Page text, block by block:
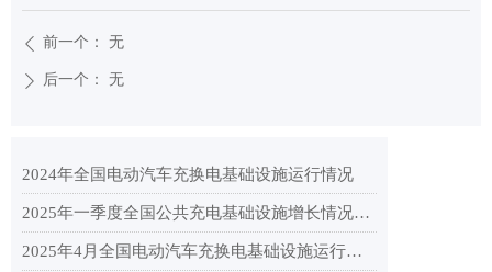
ꄴ 前一个： 无
ꄲ 后一个： 无
2024年全国电动汽车充换电基础设施运行情况
2025年一季度全国公共充电基础设施增长情况分析
2025年4月全国电动汽车充换电基础设施运行情况